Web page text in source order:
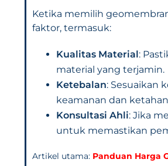
Ketika memilih
faktor, termasuk:
Kualitas Material:
material yang terjamin.
Ketebalan: Sesuaikan
keamanan dan
Konsultasi Ahli: Jika
untuk memastikan
Artikel utama: Panduan Harga